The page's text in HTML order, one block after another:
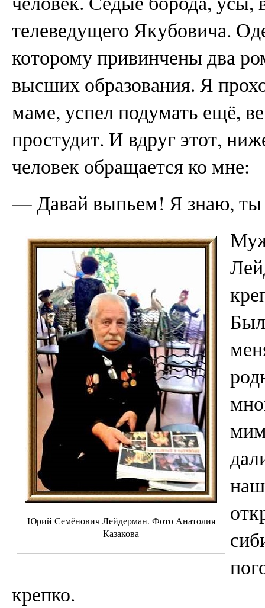
телеведущего Якубовича.
которому привинчены два
высших образования. Я
маме, успел подумать ещё,
простудит. И вдруг этот,
человек обращается ко мне:
— Давай выпьем! Я знаю,
Юрий Семёнович Лейдерман. Фото Анатолия
Казакова
крепко.